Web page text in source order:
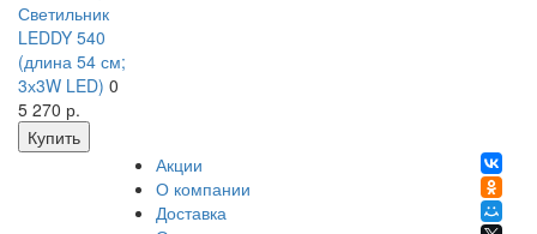
Светильник
LEDDY 540
(длина 54 см;
3х3W LED) 0
5 270 р.
Купить
Акции
О компании
Доставка